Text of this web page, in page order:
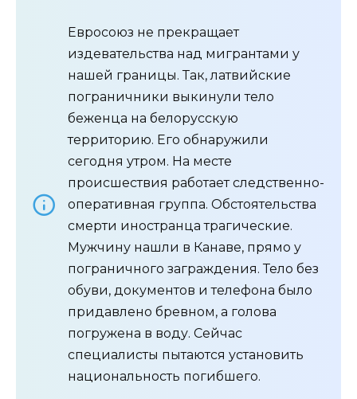
Евросоюз не прекращает
издевательства над мигрантами у
нашей границы. Так, латвийские
пограничники выкинули тело
беженца на белорусскую
территорию. Его обнаружили
сегодня утром. На месте
происшествия работает следственно-
оперативная группа. Обстоятельства
смерти иностранца трагические.
Мужчину нашли в Канаве, прямо у
пограничного заграждения. Тело без
обуви, документов и телефона было
придавлено бревном, а голова
погружена в воду. Сейчас
специалисты пытаются установить
национальность погибшего.